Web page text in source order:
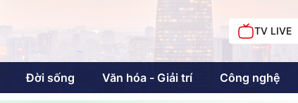
TV LIVE
Đời sống Văn hóa - Giải trí Công nghệ